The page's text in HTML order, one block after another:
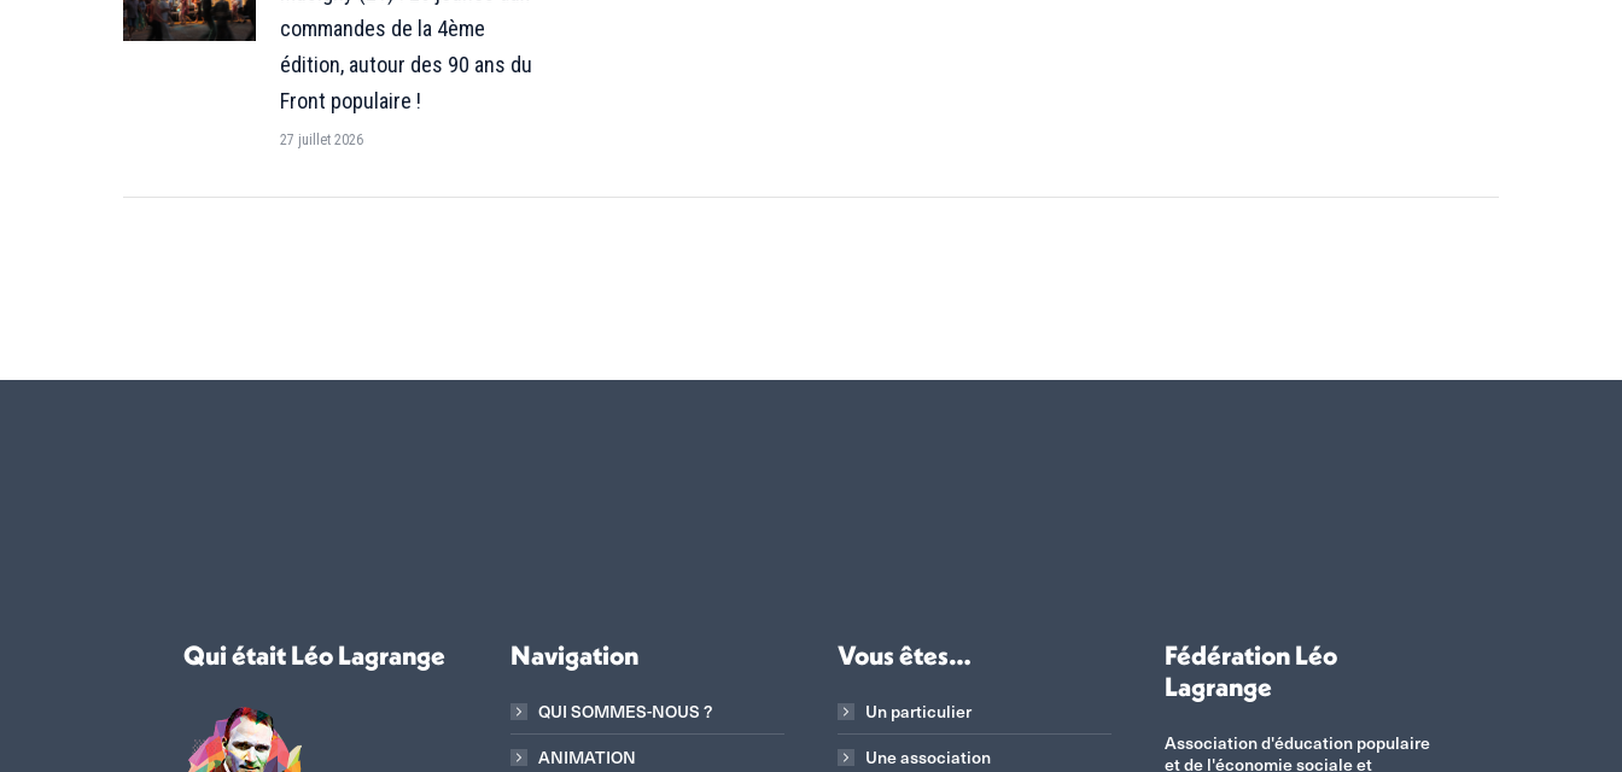
commandes de la 4ème
édition, autour des 90 ans du
Front populaire !
27 juillet 2026
Qui était Léo Lagrange Navigation
QUI SOMMES-NOUS ?
ANIMATION
Vous êtes…
Un particulier
Une association
Fédération Léo
Lagrange
Association d'éducation populaire
et de l'économie sociale et